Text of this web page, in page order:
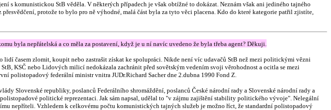
s komunistickou StB věděla. V některých případech je však obtížné to dokázat. Neznám však ani jediného tajného
protože to bylo pro ně výhodné, malá část byla za tyto věci placena. Kdo do které kategorie patřil zjistíte,
byla nepřátelská a co měla za postavení, když je u ní navíc uvedeno že byla třeba agent? Děkuji.
lidí časem zlomit, koupit nebo zastrašit získat ke spolupráci. Nikde není víc udavačů StB než mezi politickými vězni
KSČ nebo Lidových milicí nedokázala zachránit před sovětským vedením svoji věrohodnost a ocitla se mezi
polistopadový federální ministr vnitra JUDr.Richard Sacher dne 2.dubna 1990 Fond Z.
Slovenské republiky, poslanců Federálního shromáždění, poslanců České národní rady a Slovenské národní rady a
politické reprezentaci. Jak sám napsal, udělal to "v zájmu zajištění stability politického vývoje". Nelegální
nepříteli. Vzhledem k celkovému počtu komunistických tajných služeb je možno říct, že standardní polistopadový